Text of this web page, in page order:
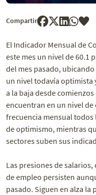
Compartir
El Indicador Mensual de
este mes un nivel de 60.1
del mes pasado,
un nivel todavía optimista
a la baja desde
encuentran en un nivel
frecuencia mensual
de optimismo, mientras
sectores suben sus
Las presiones de
de empleo persisten
pasado. Siguen en alza la